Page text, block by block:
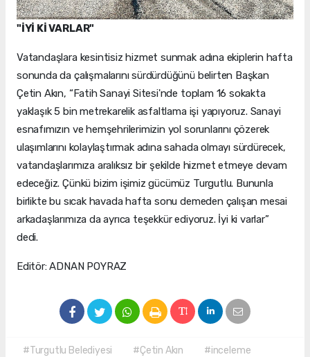
"İYİ Kİ VARLAR"
Vatandaşlara kesintisiz hizmet sunmak adına ekiplerin hafta
sonunda da çalışmalarını sürdürdüğünü belirten Başkan
Çetin Akın, “Fatih Sanayi Sitesi'nde toplam 16 sokakta
yaklaşık 5 bin metrekarelik asfaltlama işi yapıyoruz. Sanayi
esnafımızın ve hemşehrilerimizin yol sorunlarını çözerek
ulaşımlarını kolaylaştırmak adına sahada olmayı sürdürecek,
vatandaşlarımıza aralıksız bir şekilde hizmet etmeye devam
edeceğiz. Çünkü bizim işimiz gücümüz Turgutlu. Bununla
birlikte bu sıcak havada hafta sonu demeden çalışan mesai
arkadaşlarımıza da ayrıca teşekkür ediyoruz. İyi ki varlar”
dedi.
Editör: ADNAN POYRAZ
#Turgutlu Belediyesi #Çetin Akın #inceleme